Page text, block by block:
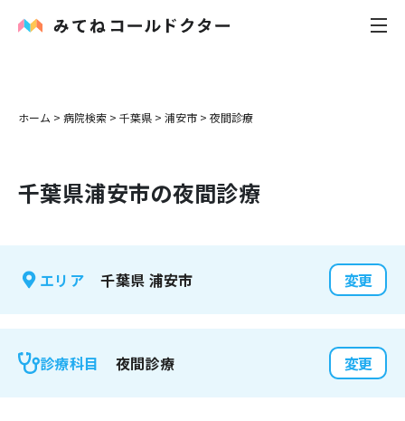
内科
花粉症
感染症
ホーム > 病院検索 > 千葉県 > 浦安市 > 夜間診療
千葉県浦安市の夜間診療
エリア 千葉県 浦安市 変更
診療科目 夜間診療 変更